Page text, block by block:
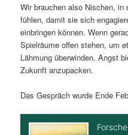
Wir brauchen also Nischen,
fühlen, damit sie sich
einbringen können. Wenn
Spielräume offen stehen, um
Lähmung überwinden. Angst
Zukunft anzupacken.
Das Gespräch wurde Ende